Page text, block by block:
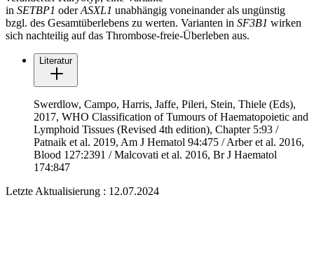
in SETBP1 oderASXL1 unabhängig voneinander als ungünstig
bzgl. des Gesamtüberlebens zu werten. Varianten in SF3B1 wirken
sich nachteilig auf das Thrombose-freie-Überleben aus.
Literatur
Swerdlow, Campo, Harris, Jaffe, Pileri, Stein, Thiele (Eds),
2017, WHO Classification of Tumours of Haematopoietic and
Lymphoid Tissues (Revised 4th edition), Chapter 5:93 /
Patnaik et al. 2019, Am J Hematol 94:475 / Arber et al. 2016,
Blood 127:2391 / Malcovati et al. 2016, Br J Haematol
174:847
Letzte Aktualisierung : 12.07.2024